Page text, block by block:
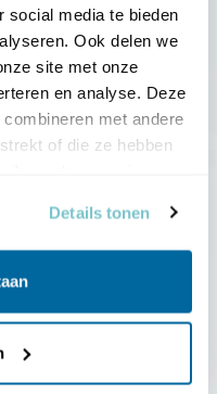
social media te bieden
Ook delen we
site met onze
en analyse. Deze
met andere
of die ze hebben
Details tonen
€ 36,00 per jaar
leden, met